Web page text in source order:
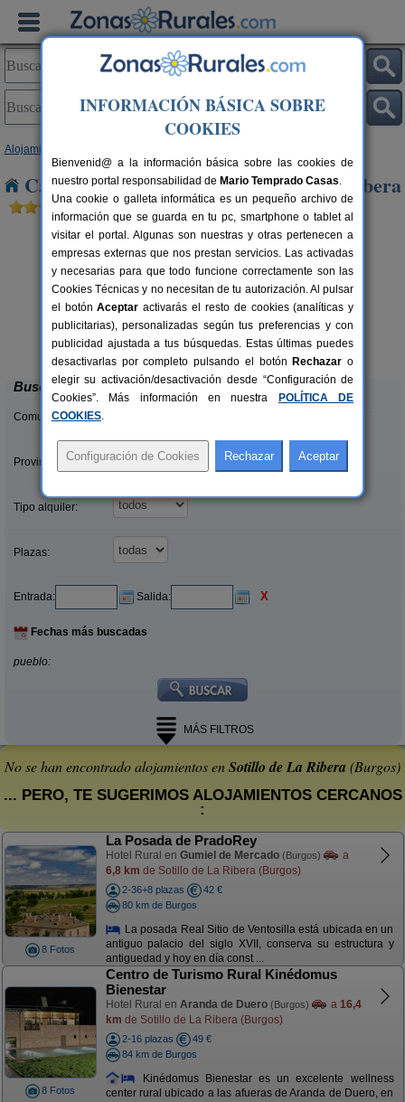
Alojamientos
Casas Rurales cerca de Sotillo de La Ribera
8-10+1 pers.
desde47 €
Casa Rural El Tirabeque
Ruyales del Agua (Burgos)
Buscar
Comunidades:
Provincias/Islas:
Tipo alquiler:
Plazas:
Entrada: Salida: X
Fechas más buscadas
pueblo:
MÁS FILTROS
No se han encontrado alojamientos enSotillo de La Ribera (Burgos)
... PERO, TE SUGERIMOS ALOJAMIENTOS CERCANOS
:
8 Fotos
La Posada de PradoRey
Hotel Rural en Gumiel de Mercado (Burgos)
a
6,8 km de Sotillo de La Ribera (Burgos)
2-36+8 plazas
42 €
80 km de Burgos
La posada Real Sitio de Ventosilla está ubicada en un
antiguo palacio del siglo XVII, conserva su estructura y
antiguedad y hoy en día const ...
8 Fotos
Centro de Turismo Rural Kinédomus
Bienestar
Hotel Rural en Aranda de Duero (Burgos) a 16,4
km de Sotillo de La Ribera (Burgos)
2-16 plazas
49 €
84 km de Burgos
Kinédomus Bienestar es un excelente wellness
center rural ubicado a las afueras de Aranda de Duero, en
INFORMACIÓN BÁSICA SOBRE
COOKIES
Bienvenid@ a la información básica sobre las cookies de
nuestro portal responsabilidad de Mario Temprado Casas.
Una cookie o galleta informática es un pequeño archivo de
información que se guarda en tu pc, smartphone o tablet al
visitar el portal. Algunas son nuestras y otras pertenecen a
empresas externas que nos prestan servicios. Las activadas
y necesarias para que todo funcione correctamente son las
Cookies Técnicas y no necesitan de tu autorización. Al pulsar
el botónAceptar activarás el resto de cookies (analíticas y
publicitarias), personalizadas según tus preferencias y con
publicidad ajustada a tus búsquedas. Estas últimas puedes
desactivarlas por completo pulsando el botón Rechazar o
elegir su activación/desactivación desde “Configuración de
Cookies”. Más información en nuestra
POLÍTICA DE
COOKIES.